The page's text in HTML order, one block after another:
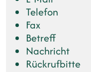
Telefon
Fax
Betreff
Nachricht
Rückrufbitte